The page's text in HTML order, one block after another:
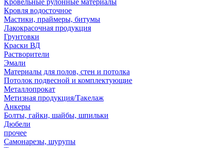
Кровельные рулонные материалы
Кровля водосточное
Мастики, праймеры, битумы
Лакокрасочная продукция
Грунтовки
Краски ВД
Растворители
Эмали
Материалы для полов, стен и потолка
Потолок подвесной и комплектующие
Металлопрокат
Метизная продукция/Такелаж
Анкеры
Болты, гайки, шайбы, шпильки
Дюбели
прочее
Самонарезы, шурупы